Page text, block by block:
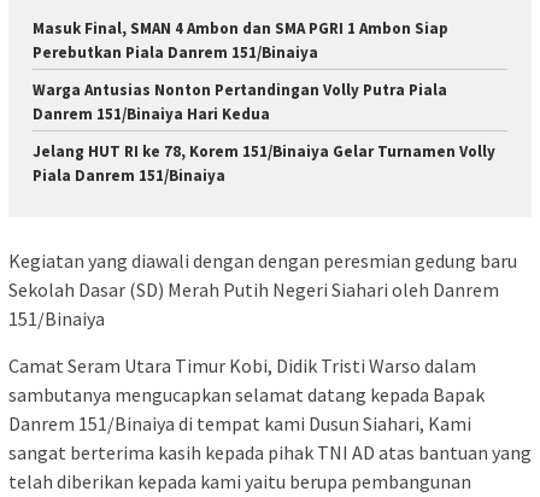
Masuk Final, SMAN 4 Ambon dan SMA PGRI 1 Ambon Siap
Perebutkan Piala Danrem 151/Binaiya
Warga Antusias Nonton Pertandingan Volly Putra Piala
Danrem 151/Binaiya Hari Kedua
Jelang HUT RI ke 78, Korem 151/Binaiya Gelar Turnamen Volly
Piala Danrem 151/Binaiya
Kegiatan yang diawali dengan dengan peresmian gedung baru
Sekolah Dasar (SD) Merah Putih Negeri Siahari oleh Danrem
151/Binaiya
Camat Seram Utara Timur Kobi, Didik Tristi Warso dalam
sambutanya mengucapkan selamat datang kepada Bapak
Danrem 151/Binaiya di tempat kami Dusun Siahari, Kami
sangat berterima kasih kepada pihak TNI AD atas bantuan yang
telah diberikan kepada kami yaitu berupa pembangunan